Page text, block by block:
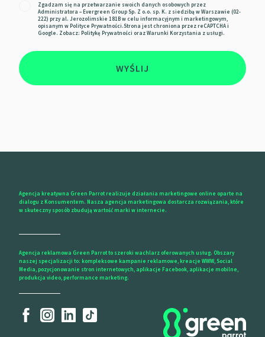
Zgadzam się na przetwarzanie swoich danych osobowych przez
Administratora – Evergreen Group Sp. Z o.o. sp. K. z siedzibą w Warszawie (02-
222) przy al. Jerozolimskie 181B w celu informacyjnym i marketingowym,
opisanym wPolityce Prywatności.Strona jest chroniona przez reCAPTCHA i
Google. Zobacz: Politykę Prywatności orazWarunki Korzystania z usługi.
WYŚLIJ
Agencja kreatywna Green Parrot realizuje działania marketingowe online oparte na
dialogu z Konsumentem. Nasza agencja marketingowa dostarcza rozwiązania, które
w skuteczny sposób zbudują wartość marki w internecie.
Agencja reklamowa Green Parrot to szeroki wachlarz oferowanych usług. Obszary
naszej specjalizacji to: kompleksowe kampanie reklamowe, kreacje WWW, Social
Media, pozycjonowanie stron internetowych, aplikacje Facebook, aplikacje mobilne,
produkcja video, performance marketing.